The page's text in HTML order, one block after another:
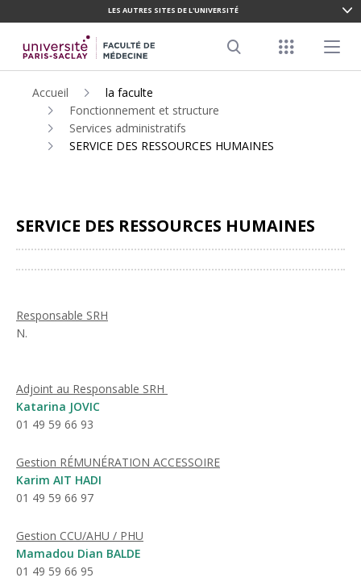
CONTENU
PRINCIPAL
LES AUTRES SITES DE L'UNIVERSITÉ
Menu Menu
Accueil
la faculte
Fonctionnement et structure
Services administratifs
SERVICE DES RESSOURCES HUMAINES
SERVICE DES RESSOURCES HUMAINES
Responsable SRH
N.
Adjoint au Responsable SRH
Katarina JOVIC
01 49 59 66 93
Gestion RÉMUNÉRATION ACCESSOIRE
Karim AIT HADI
01 49 59 66 97
Gestion CCU/AHU / PHU
Mamadou Dian BALDE
01 49 59 66 95